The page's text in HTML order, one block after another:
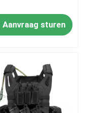
Aanvraag sturen